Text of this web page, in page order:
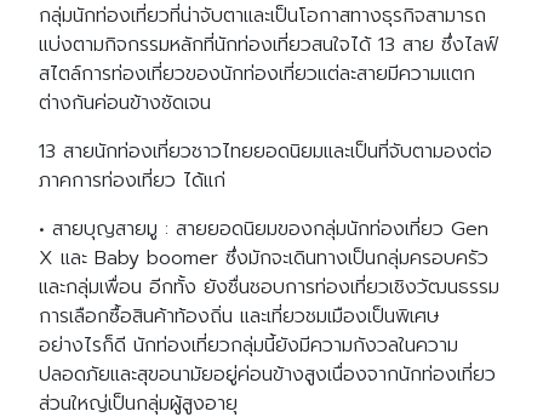
กลุ่มนักท่องเที่ยวที่น่าจับตาและเป็นโอกาสทางธุรกิจสามารถ
แบ่งตามกิจกรรมหลักที่นักท่องเที่ยวสนใจได้ 13 สาย ซึ่งไลฟ์
สไตล์การท่องเที่ยวของนักท่องเที่ยวแต่ละสายมีความแตก
ต่างกันค่อนข้างชัดเจน
13 สายนักท่องเที่ยวชาวไทยยอดนิยมและเป็นที่จับตามองต่อ
ภาคการท่องเที่ยว ได้แก่
• สายบุญสายมู : สายยอดนิยมของกลุ่มนักท่องเที่ยว Gen
X และ Baby boomer ซึ่งมักจะเดินทางเป็นกลุ่มครอบครัว
และกลุ่มเพื่อน อีกทั้ง ยังชื่นชอบการท่องเที่ยวเชิงวัฒนธรรม
การเลือกซื้อสินค้าท้องถิ่น และเที่ยวชมเมืองเป็นพิเศษ
อย่างไรก็ดี นักท่องเที่ยวกลุ่มนี้ยังมีความกังวลในความ
ปลอดภัยและสุขอนามัยอยู่ค่อนข้างสูงเนื่องจากนักท่องเที่ยว
ส่วนใหญ่เป็นกลุ่มผู้สูงอายุ